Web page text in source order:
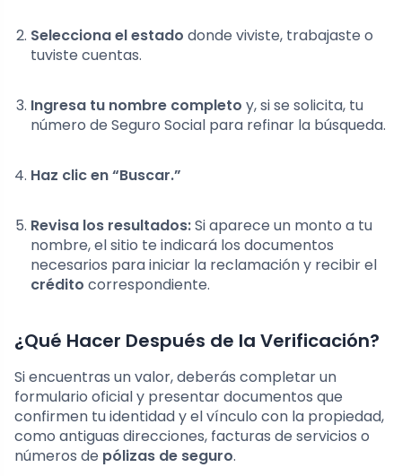
Selecciona el estado donde viviste, trabajaste o
tuviste cuentas.
Ingresa tu nombre completo y, si se solicita, tu
número de Seguro Social para refinar la búsqueda.
Haz clic en “Buscar.”
Revisa los resultados:Si aparece un monto a tu
nombre, el sitio te indicará los documentos
necesarios para iniciar la reclamación y recibir el
crédito correspondiente.
¿Qué Hacer Después de la Verificación?
Si encuentras un valor, deberás completar un
formulario oficial y presentar documentos que
confirmen tu identidad y el vínculo con la propiedad,
como antiguas direcciones, facturas de servicios o
números de pólizas de seguro.